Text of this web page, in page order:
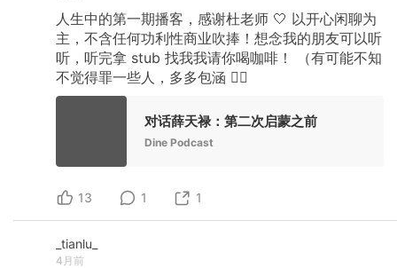
人生中的第一期播客，感谢杜老师 🤍 以开心闲聊为
主，不含任何功利性商业吹捧！想念我的朋友可以听
听，听完拿 stub 找我我请你喝咖啡！
（有可能不知
不觉得罪一些人，多多包涵 🙇‍♂️
对话薛天禄：第二次启蒙之前
Dine Podcast
13 1 1
_tianlu_
4月前